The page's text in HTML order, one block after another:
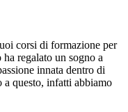
corsi di formazione per
regalato un sogno a
innata dentro di
a questo, infatti abbiamo